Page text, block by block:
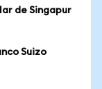
de Singapur
Suizo